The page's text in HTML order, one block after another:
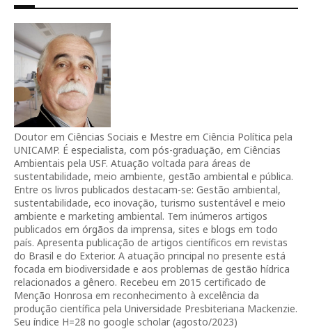
Doutor em Ciências Sociais e Mestre em Ciência Política pela
UNICAMP. É especialista, com pós-graduação, em Ciências
Ambientais pela USF. Atuação voltada para áreas de
sustentabilidade, meio ambiente, gestão ambiental e pública.
Entre os livros publicados destacam-se: Gestão ambiental,
sustentabilidade, eco inovação, turismo sustentável e meio
ambiente e marketing ambiental. Tem inúmeros artigos
publicados em órgãos da imprensa, sites e blogs em todo
país. Apresenta publicação de artigos científicos em revistas
do Brasil e do Exterior. A atuação principal no presente está
focada em biodiversidade e aos problemas de gestão hídrica
relacionados a gênero. Recebeu em 2015 certificado de
Menção Honrosa em reconhecimento à excelência da
produção científica pela Universidade Presbiteriana Mackenzie.
Seu índice H=28 no google scholar (agosto/2023)